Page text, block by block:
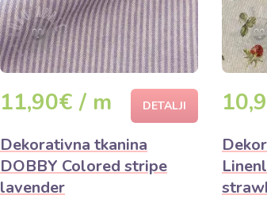
11,90€ / m DETALJI
Dekorativna tkanina
DOBBY Colored stripe
lavender